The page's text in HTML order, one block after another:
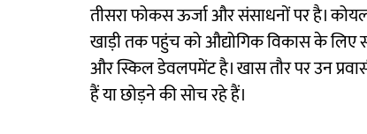
तीसरा फोकस ऊर्जा और संसाधनों पर है।
खाड़ी तक पहुंच को औद्योगिक विकास के लिए
और स्किल डेवलपमेंट है। खास तौर पर उन
हैं या छोड़ने की सोच रहे हैं।